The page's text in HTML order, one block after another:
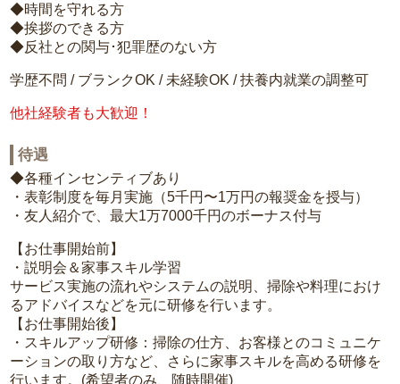
◆時間を守れる方
◆挨拶のできる方
◆反社との関与･犯罪歴のない方
学歴不問 / ブランクOK / 未経験OK / 扶養内就業の調整可
他社経験者も大歓迎！
待遇
◆各種インセンティブあり
・表彰制度を毎月実施（5千円〜1万円の報奨金を授与）
・友人紹介で、最大1万7000千円のボーナス付与
【お仕事開始前】
・説明会＆家事スキル学習
サービス実施の流れやシステムの説明、掃除や料理におけ
るアドバイスなどを元に研修を行います。
【お仕事開始後】
・スキルアップ研修：掃除の仕方、お客様とのコミュニケ
ーションの取り方など、さらに家事スキルを高める研修を
行います。(希望者のみ、随時開催)